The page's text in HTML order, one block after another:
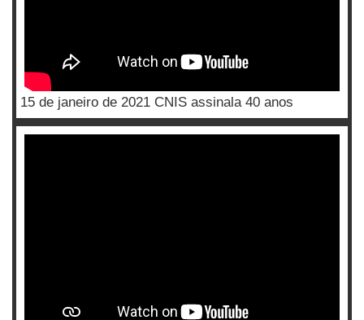
15 de janeiro de 2021 CNIS assinala 40 anos